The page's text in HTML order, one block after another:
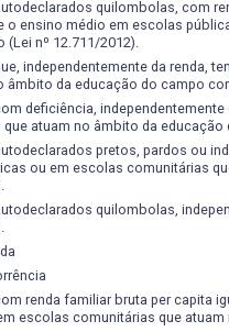
quilombolas, com
o ensino médio em escolas
(Lei nº 12.711/2012).
independentemente da renda,
âmbito da educação do campo
deficiência,
atuam no âmbito da
pretos, pardos ou
ou em escolas comunitárias
quilombolas,
renda familiar bruta per capita
escolas comunitárias que